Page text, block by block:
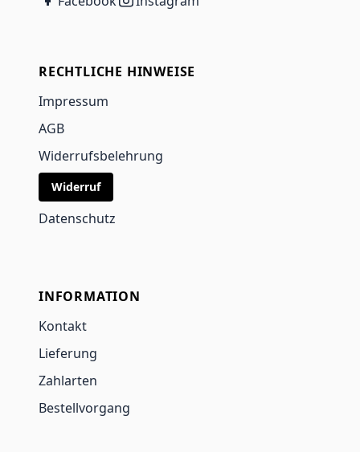
RECHTLICHE HINWEISE
Impressum
AGB
Widerrufsbelehrung
Widerruf
Datenschutz
INFORMATION
Kontakt
Lieferung
Zahlarten
Bestellvorgang